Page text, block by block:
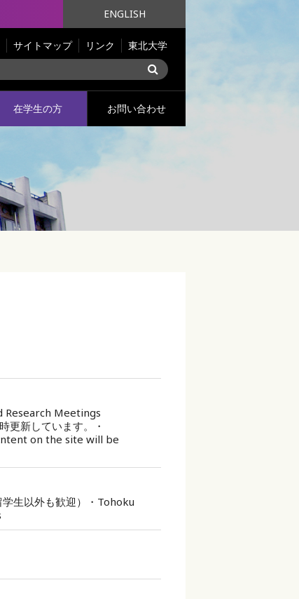
ENGLISH
サイトマップ リンク 東北大学
在学生の方 お問い合わせ
Research Meetings
更新しています。・
on the site will be
生以外も歓迎）・Tohoku